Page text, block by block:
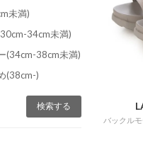
未満)
34cm未満)
(34cm-38cm未満)
(38cm-)